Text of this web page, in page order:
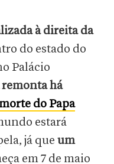
à direita da
do estado do
Palácio
há
morte do Papa
estará
já que um
em 7 de maio